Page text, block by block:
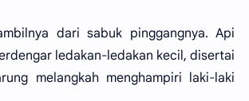
dari sabuk pinggangnya. Api
ledakan-ledakan kecil, disertai
melangkah menghampiri laki-laki